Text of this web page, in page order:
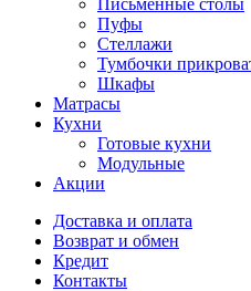
Письменные столы
Пуфы
Стеллажи
Тумбочки
Шкафы
Матрасы
Кухни
Готовые кухни
Модульные
Акции
Доставка и оплата
Возврат и обмен
Кредит
Контакты